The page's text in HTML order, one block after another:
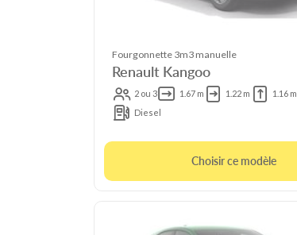
Fourgonnette 3m3 manuelle
Renault Kangoo
2 ou 3 1.67 m 1.22 m 1.16 m
Diesel
Choisir ce modèle